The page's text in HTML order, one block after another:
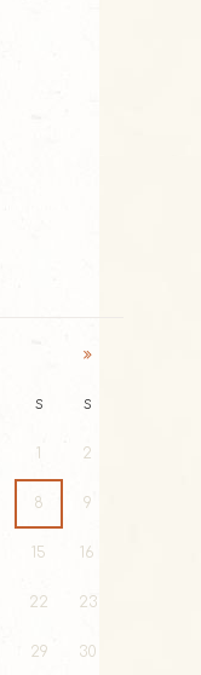
S S
2
8 9
15 16
22 23
29 30